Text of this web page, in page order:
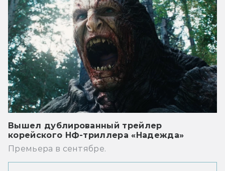
Вышел дублированный трейлер
корейского НФ-триллера «Надежда»
Премьера в сентябре.